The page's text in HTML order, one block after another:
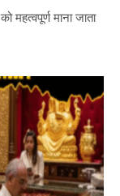
महत्वपूर्ण माना जाता